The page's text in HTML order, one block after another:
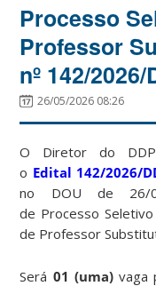
Processo
Professor
nº 142/2026/
26/05/2026 08:26
O Diretor do DDP/
o Edital 142/2026/
no DOU de 26/
de Processo
de Professor
Será 01 (uma)vaga